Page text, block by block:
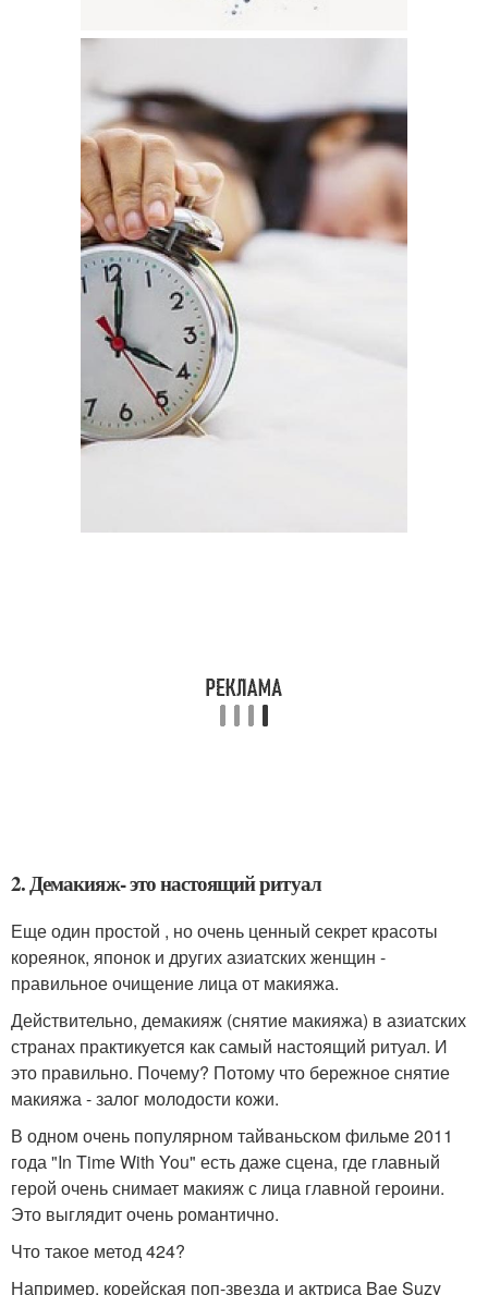
2. Демакияж- это настоящий ритуал
Еще один простой , но очень ценный секрет красоты
кореянок, японок и других азиатских женщин -
правильное очищение лица от макияжа.
Действительно, демакияж (снятие макияжа) в азиатских
странах практикуется как самый настоящий ритуал. И
это правильно. Почему? Потому что бережное снятие
макияжа - залог молодости кожи.
В одном очень популярном тайваньском фильме 2011
года "In Time With You" есть даже сцена, где главный
герой очень снимает макияж с лица главной героини.
Это выглядит очень романтично.
Что такое метод 424?
Например, корейская поп-звезда и актриса Bae Suzy